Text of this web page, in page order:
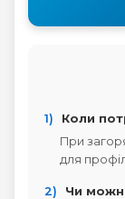
1)
Коли
При
для
2)
Чи